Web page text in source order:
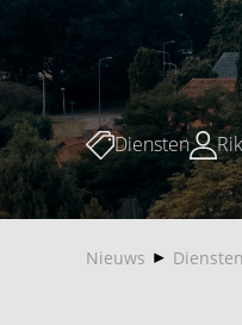
Diensten
Nieuws Diensten